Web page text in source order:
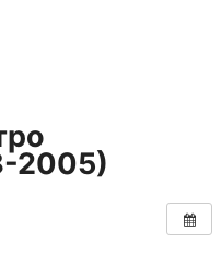
2005)